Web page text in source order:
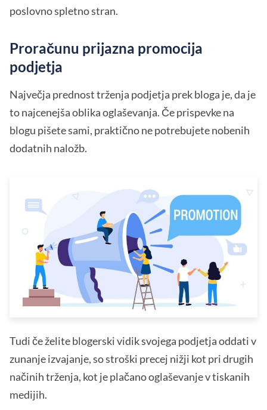
poslovno spletno stran.
Proračunu prijazna promocija
podjetja
Največja prednost trženja podjetja prek bloga je, da je
to najcenejša oblika oglaševanja. Če prispevke na
blogu pišete sami, praktično ne potrebujete nobenih
dodatnih naložb.
Tudi če želite blogerski vidik svojega podjetja oddati v
zunanje izvajanje, so stroški precej nižji kot pri drugih
načinih trženja, kot je plačano oglaševanje v tiskanih
medijih.